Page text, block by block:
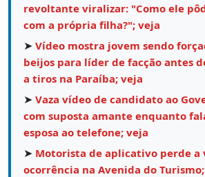
revoltante viralizar: "Como ele
com a própria filha?"; veja
➤ Vídeo mostra jovem sendo
beijos para líder de facção antes
a tiros na Paraíba; veja
➤ Vaza vídeo de candidato ao
com suposta amante enquanto
esposa ao telefone; veja
➤ Motorista de aplicativo perde a
ocorrência na Avenida do